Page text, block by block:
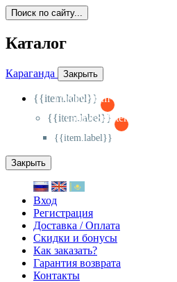
Поиск по сайту...
Каталог
Караганда Закрыть
{{item.label}}
{{activeItem==item.id?'-
{{item.label}}
{{item.label}}
Закрыть
Вход
Регистрация
Доставка / Оплата
Скидки и бонусы
Как заказать?
Гарантия возврата
Контакты